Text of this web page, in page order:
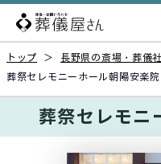
トップ ＞ 長野県の斎場・葬儀
葬祭セレモニーホール朝陽安楽院
葬祭セレモニ